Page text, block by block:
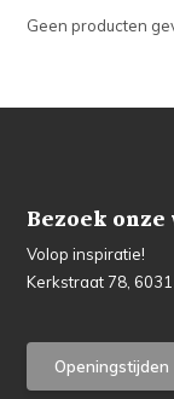
Geen producten
Bezoek
Volop inspiratie!
Kerkstraat 78,
Openingstijden